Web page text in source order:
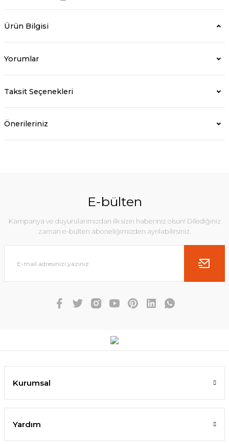
Ürün Bilgisi
Yorumlar
Taksit Seçenekleri
Önerileriniz
E-bülten
Kampanya ve duyurularımızdan ilk sizin haberiniz olsun! Dilediğiniz
zaman e-bülten aboneliğimizden ayrılabilirsiniz.
Kurumsal
Yardım